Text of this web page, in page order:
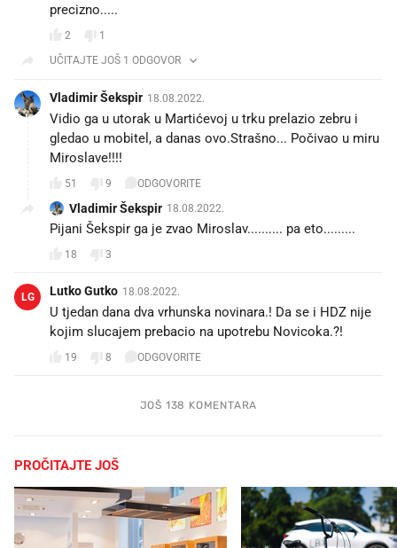
precizno.....
2
1
UČITAJTE JOŠ 1 ODGOVOR
Vladimir Šekspir 18.08.2022.
Vidio ga u utorak u Martićevoj u trku prelazio zebru i
gledao u mobitel, a danas ovo.Strašno... Počivao u miru
Miroslave!!!!
51 9 ODGOVORITE
Vladimir Šekspir 18.08.2022.
18 3
LG Lutko Gutko 18.08.2022.
U tjedan dana dva vrhunska novinara.! Da se i HDZ nije
kojim slucajem prebacio na upotrebu Novicoka.?!
19 8 ODGOVORITE
JOŠ 138 KOMENTARA
PROČITAJTE JOŠ